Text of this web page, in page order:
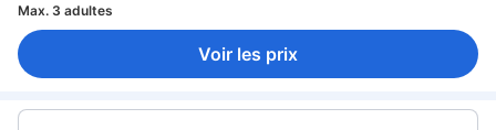
Max. 3 adultes
Voir les prix